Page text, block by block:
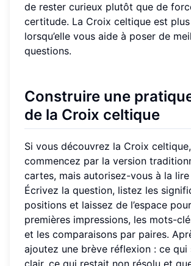
de rester curieux plutôt que de
certitude. La Croix celtique est
lorsqu’elle vous aide à poser de
questions.
Construire une
de la Croix celtique
Si vous découvrez la Croix celtique,
commencez par la version
cartes, mais autorisez-vous à la
Écrivez la question, listez les
positions et laissez de l’espace
premières impressions, les mots-
et les comparaisons par paires.
ajoutez une brève réflexion : ce qui
clair, ce qui restait non résolu et